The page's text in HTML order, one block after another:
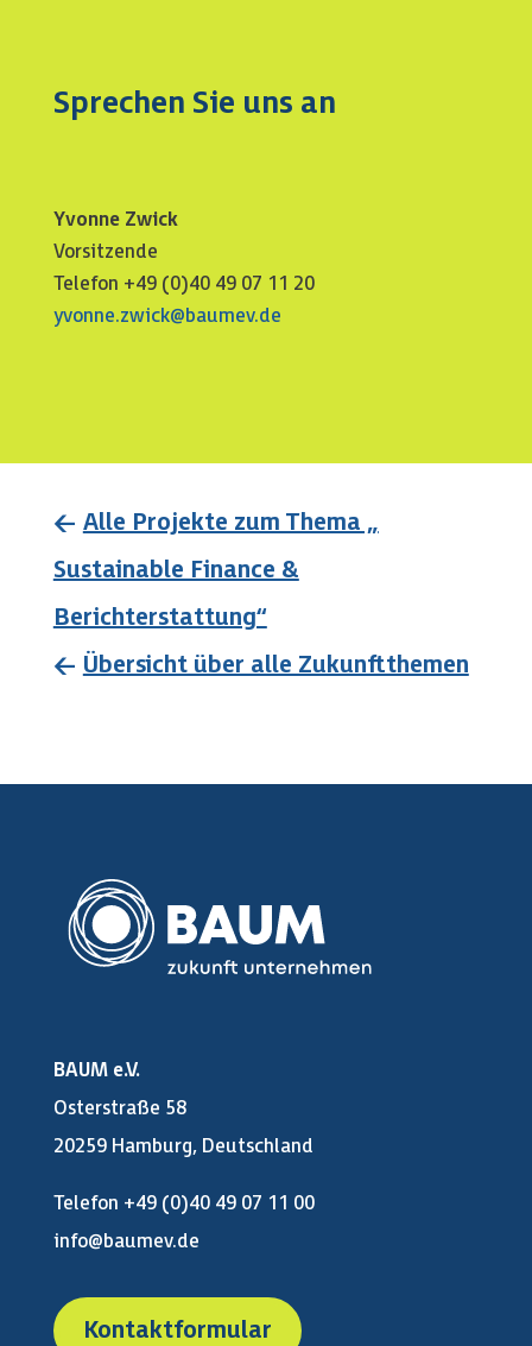
Sprechen Sie uns an
Yvonne Zwick
Vorsitzende
Telefon +49 (0)40 49 07 11 20
yvonne.zwick@baumev.de
← Alle Projekte zum Thema „
Sustainable Finance &
Berichterstattung“
← Übersicht über alle Zukunftthemen
BAUM e.V.
Osterstraße 58
20259 Hamburg, Deutschland
Telefon +49 (0)40 49 07 11 00
info@baumev.de
Kontaktformular